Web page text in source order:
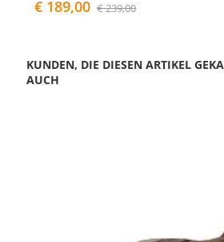
€ 189,00 € 239,00
KUNDEN, DIE DIESEN ARTIKEL
AUCH